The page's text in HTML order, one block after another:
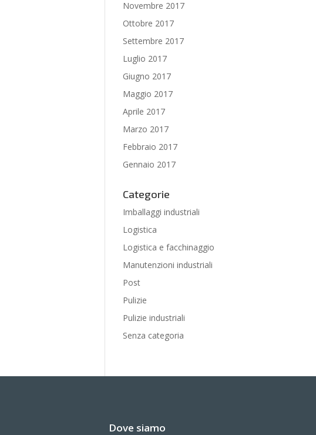
Novembre 2017
Ottobre 2017
Settembre 2017
Luglio 2017
Giugno 2017
Maggio 2017
Aprile 2017
Marzo 2017
Febbraio 2017
Gennaio 2017
Categorie
Imballaggi industriali
Logistica
Logistica e facchinaggio
Manutenzioni industriali
Post
Pulizie
Pulizie industriali
Senza categoria
Dove siamo